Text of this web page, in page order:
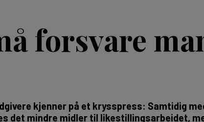
forsvare
kjenner på et krysspress: Samtidig
det mindre midler til likestillingsarbeidet,